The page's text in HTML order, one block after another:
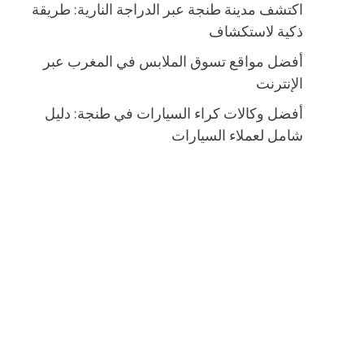
اكتشف مدينة طنجة عبر الدراجة النارية: طريقة
ذكية لاستكشاف
أفضل مواقع تسوق الملابس في المغرب عبر
الإنترنت
أفضل وكالات كراء السيارات في طنجة: دليل
شامل لعملاء السيارات